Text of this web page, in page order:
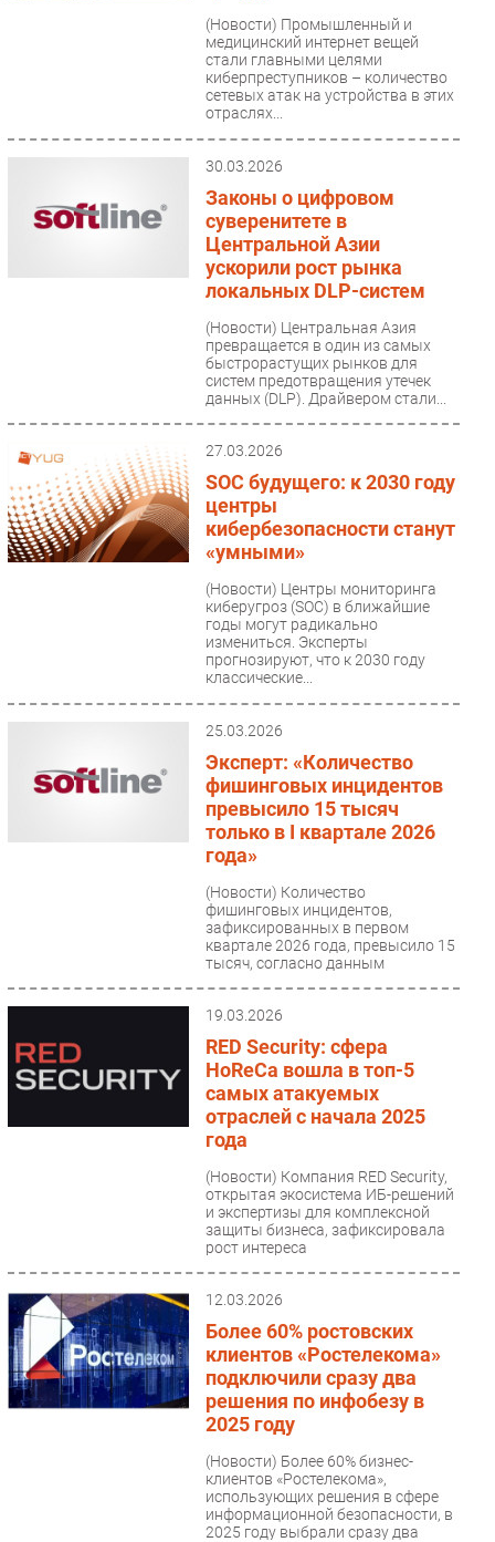
(Новости) Промышленный и
медицинский интернет вещей
стали главными целями
киберпреступников – количество
сетевых атак на устройства в этих
отраслях...
30.03.2026
Законы о цифровом
суверенитете в
Центральной Азии
ускорили рост рынка
локальных DLP-систем
(Новости) Центральная Азия
превращается в один из самых
быстрорастущих рынков для
систем предотвращения утечек
данных (DLP). Драйвером стали...
27.03.2026
SOC будущего: к 2030 году
центры
кибербезопасности станут
«умными»
(Новости) Центры мониторинга
киберугроз (SOC) в ближайшие
годы могут радикально
измениться. Эксперты
прогнозируют, что к 2030 году
классические...
25.03.2026
Эксперт: «Количество
фишинговых инцидентов
превысило 15 тысяч
только в I квартале 2026
года»
(Новости) Количество
фишинговых инцидентов,
зафиксированных в первом
квартале 2026 года, превысило 15
тысяч, согласно данным
19.03.2026
RED Security: сфера
HoReCa вошла в топ-5
самых атакуемых
отраслей с начала 2025
года
(Новости) Компания RED Security,
открытая экосистема ИБ-решений
и экспертизы для комплексной
защиты бизнеса, зафиксировала
рост интереса
12.03.2026
Более 60% ростовских
клиентов «Ростелекома»
подключили сразу два
решения по инфобезу в
2025 году
(Новости) Более 60% бизнес-
клиентов «Ростелекома»,
использующих решения в сфере
информационной безопасности, в
2025 году выбрали сразу два